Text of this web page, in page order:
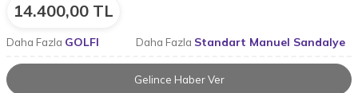
14.400,00 TL
Daha Fazla GOLFI Daha Fazla Standart Manuel Sandalye
Gelince Haber Ver